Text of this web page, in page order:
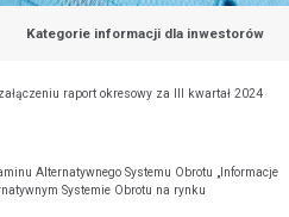
Kategorie informacji dla inwestorów
raport okresowy za III kwartał 2024
Alternatywnego Systemu Obrotu „Informacje
Systemie Obrotu na rynku